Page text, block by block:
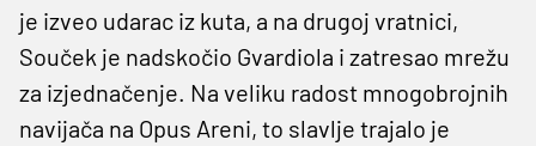
je izveo udarac iz kuta, a na drugoj vratnici,
Souček je nadskočio Gvardiola i zatresao mrežu
za izjednačenje. Na veliku radost mnogobrojnih
navijača na Opus Areni, to slavlje trajalo je